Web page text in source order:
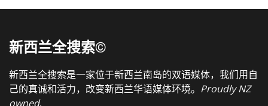
新西兰全搜索©
新西兰全搜索是一家位于新西兰南岛的双语媒体，我们用自
己的真诚和活力，改变新西兰华语媒体环境。 Proudly NZ
owned.